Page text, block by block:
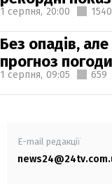
1 серпня, 20:00 1540
Без опадів,
прогноз
1 серпня, 09:05 659
E-mail редакції